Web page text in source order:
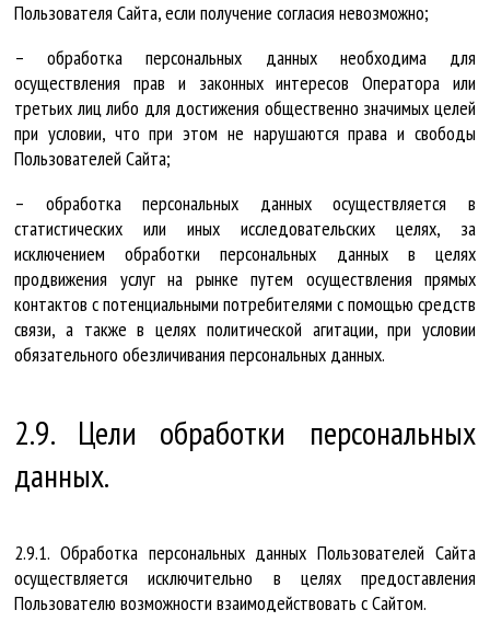
Пользователя Сайта, если получение согласия невозможно;
– обработка персональных данных необходима для
осуществления прав и законных интересов Оператора или
третьих лиц либо для достижения общественно значимых целей
при условии, что при этом не нарушаются права и свободы
Пользователей Сайта;
– обработка персональных данных осуществляется в
статистических или иных исследовательских целях, за
исключением обработки персональных данных в целях
продвижения услуг на рынке путем осуществления прямых
контактов с потенциальными потребителями с помощью средств
связи, а также в целях политической агитации, при условии
обязательного обезличивания персональных данных.
2.9. Цели обработки персональных
данных.
2.9.1. Обработка персональных данных Пользователей Сайта
осуществляется исключительно в целях предоставления
Пользователю возможности взаимодействовать с Сайтом.